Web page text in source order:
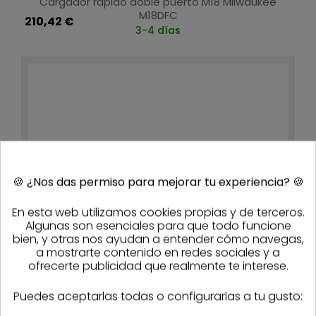
M18DFC
210,42 €
3-4 días
🍪 ¿Nos das permiso para mejorar tu experiencia? 🍪
En esta web utilizamos cookies propias y de terceros.
Algunas son esenciales para que todo funcione
bien, y otras nos ayudan a entender cómo navegas,
a mostrarte contenido en redes sociales y a
ofrecerte publicidad que realmente te interese.
Puedes aceptarlas todas o configurarlas a tu gusto: